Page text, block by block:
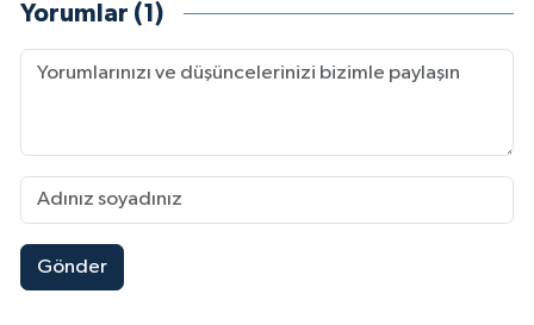
Yorumlar (1)
Gönder